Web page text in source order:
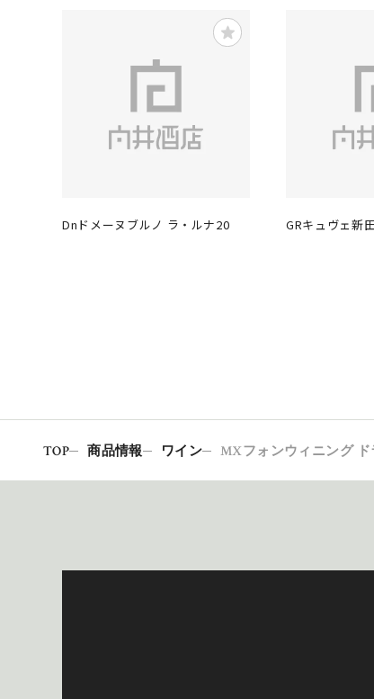
Dnドメーヌブルノ ラ・ルナ20 GRキュヴェ新
TOP 商品情報 ワイン MXフォンウィニング